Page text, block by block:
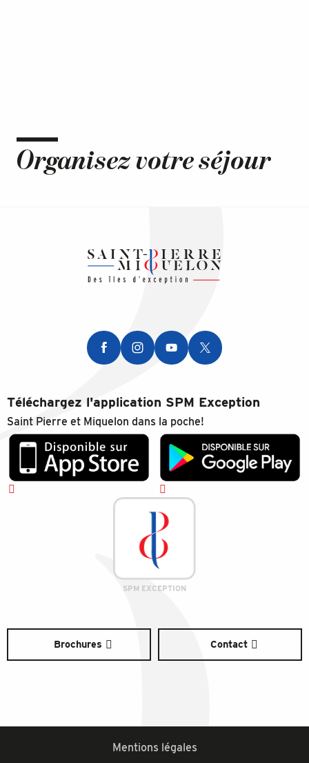
Organisez votre séjour
Téléchargez l'application SPM Exception
Saint Pierre et Miquelon dans la poche!
SPM EXCEPTION
Brochures Contact
Mentions légales